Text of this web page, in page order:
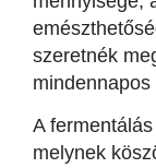
szeretnék
A
melynek